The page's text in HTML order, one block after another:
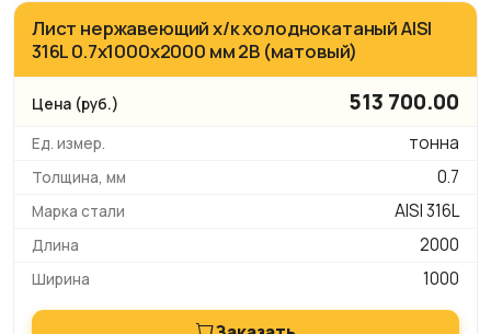
Лист нержавеющий х/к холоднокатаный AISI
316L 0.7х1000х2000 мм 2B (матовый)
513 700.00
тонна
0.7
AISI 316L
2000
1000